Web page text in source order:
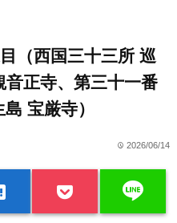
（西国三十三所 巡
正寺、第三十一番
宝厳寺）
time 2026/06/14
line